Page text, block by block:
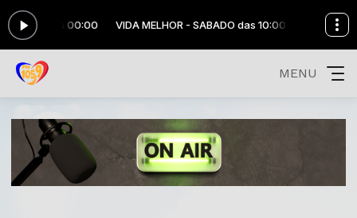
10:00 às 00:00 VIDA MELHOR - SABADO das 10:00 às 00:00
MENU